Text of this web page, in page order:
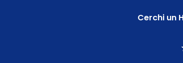
Cerchi un